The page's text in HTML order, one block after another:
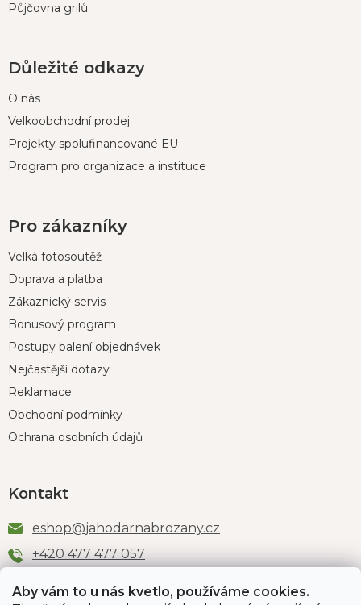
Aby vám to u nás kvetlo, používáme cookies.
Půjčovna grilů
Důležité odkazy
O nás
Velkoobchodní prodej
Projekty spolufinancované EU
Program pro organizace a instituce
Pro zákazníky
Velká fotosoutěž
Doprava a platba
Zákaznický servis
Bonusový program
Postupy balení objednávek
Nejčastější dotazy
Reklamace
Obchodní podmínky
Ochrana osobních údajů
Kontakt
eshop@jahodarnabrozany.cz
+420 477 477 057